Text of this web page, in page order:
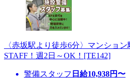
〈赤坂駅より徒歩6分〉マンショ
STAFF！週2日～OK！[TE142]
警備スタッフ 日給10,938円〜